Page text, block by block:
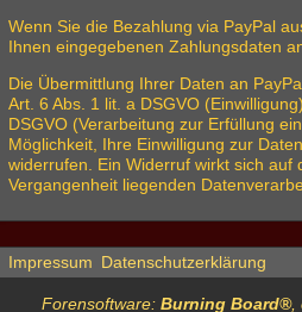
Wenn Sie die Bezahlung via PayPal
Ihnen eingegebenen Zahlungsdaten
Die Übermittlung Ihrer Daten an
Art. 6 Abs. 1 lit. a DSGVO
DSGVO (Verarbeitung zur Erfüllung
Möglichkeit, Ihre Einwilligung zur
widerrufen. Ein Widerruf wirkt sich auf
Vergangenheit liegenden
Impressum Datenschutzerklärung
Forensoftware: Burning Board®,